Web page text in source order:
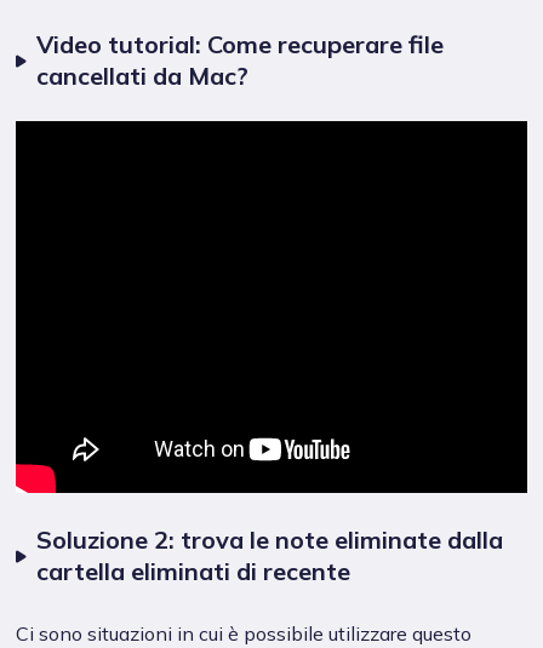
Video tutorial: Come recuperare file
cancellati da Mac?
Soluzione 2: trova le note eliminate dalla
cartella eliminati di recente
Ci sono situazioni in cui è possibile utilizzare questo